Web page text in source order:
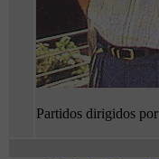
Partidos dirigidos